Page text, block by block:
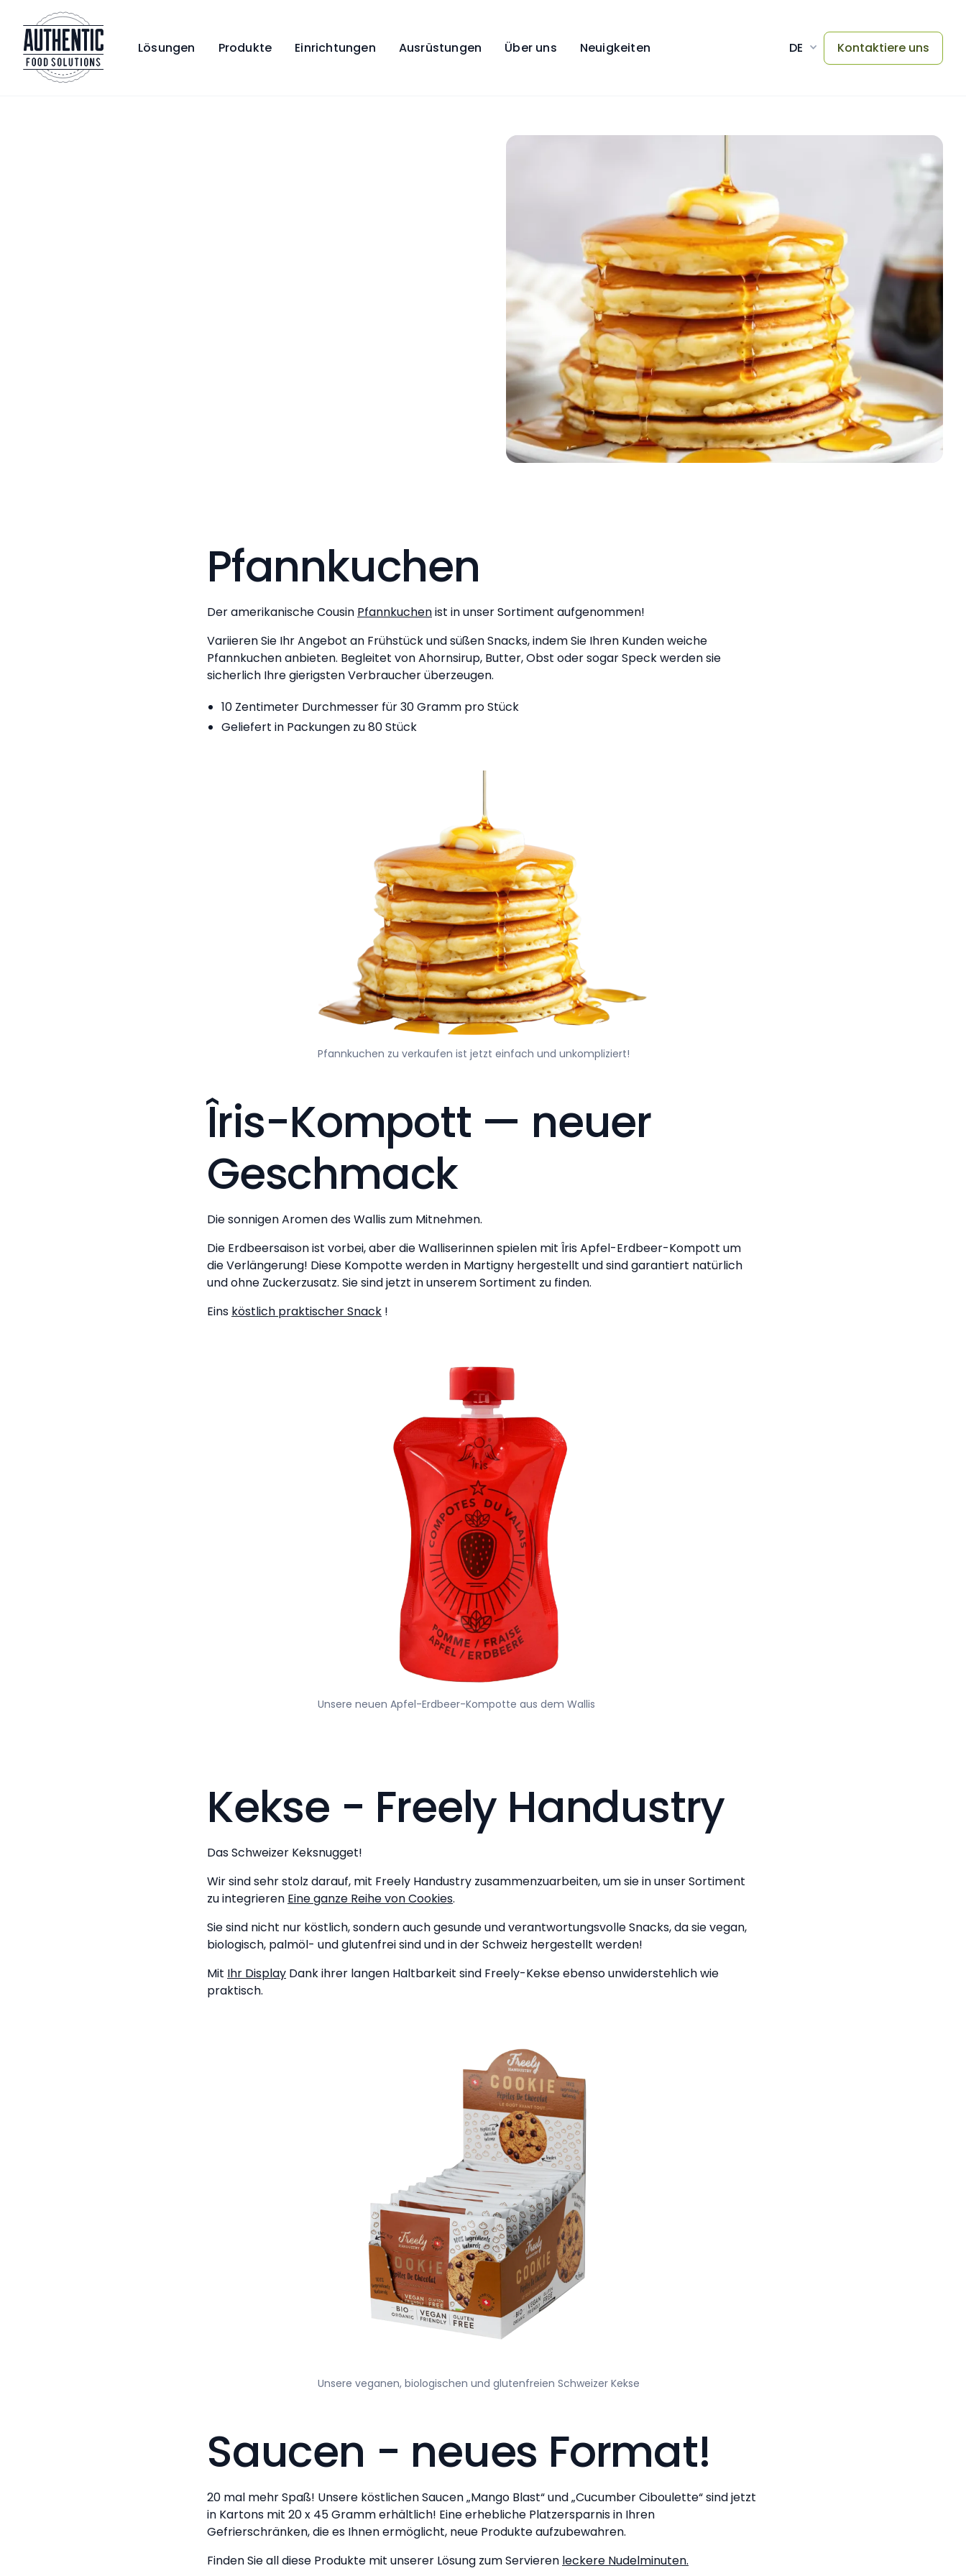
Lösungen Produkte Einrichtungen Ausrüstungen Über uns Neuigkeiten DE Kontaktiere uns
Pfannkuchen
Der amerikanische Cousin Pfannkuchenist in unser Sortiment aufgenommen!
Variieren Sie Ihr Angebot an Frühstück und süßen Snacks, indem Sie Ihren Kunden weiche
Pfannkuchen anbieten. Begleitet von Ahornsirup, Butter, Obst oder sogar Speck werden sie
sicherlich Ihre gierigsten Verbraucher überzeugen.
10 Zentimeter Durchmesser für 30 Gramm pro Stück
Geliefert in Packungen zu 80 Stück
Pfannkuchen zu verkaufen ist jetzt einfach und unkompliziert!
Îris-Kompott — neuer
Geschmack
Die sonnigen Aromen des Wallis zum Mitnehmen.
Die Erdbeersaison ist vorbei, aber die Walliserinnen spielen mit Îris Apfel-Erdbeer-Kompott um
die Verlängerung! Diese Kompotte werden in Martigny hergestellt und sind garantiert natürlich
und ohne Zuckerzusatz. Sie sind jetzt in unserem Sortiment zu finden.
Eins köstlich praktischer Snack !
Unsere neuen Apfel-Erdbeer-Kompotte aus dem Wallis
Kekse - Freely Handustry
Das Schweizer Keksnugget!
Wir sind sehr stolz darauf, mit Freely Handustry zusammenzuarbeiten, um sie in unser Sortiment
zu integrieren Eine ganze Reihe von Cookies.
Sie sind nicht nur köstlich, sondern auch gesunde und verantwortungsvolle Snacks, da sie vegan,
biologisch, palmöl- und glutenfrei sind und in der Schweiz hergestellt werden!
Mit Ihr Display Dank ihrer langen Haltbarkeit sind Freely-Kekse ebenso unwiderstehlich wie
praktisch.
Unsere veganen, biologischen und glutenfreien Schweizer Kekse
Saucen - neues Format!
20 mal mehr Spaß! Unsere köstlichen Saucen „Mango Blast“ und „Cucumber Ciboulette“ sind jetzt
in Kartons mit 20 x 45 Gramm erhältlich! Eine erhebliche Platzersparnis in Ihren
Gefrierschränken, die es Ihnen ermöglicht, neue Produkte aufzubewahren.
Finden Sie all diese Produkte mit unserer Lösung zum Servieren leckere Nudelminuten.